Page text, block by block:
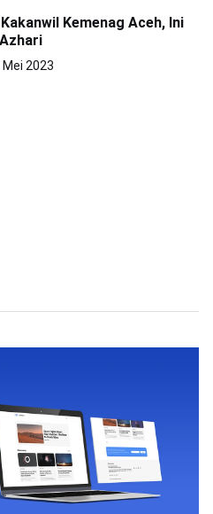
Kemenag Aceh, Ini
Mei 2023